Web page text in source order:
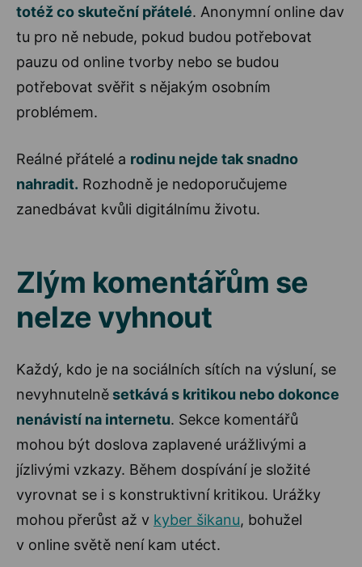
totéž co skuteční přátelé. Anonymní online dav
tu pro ně nebude, pokud budou potřebovat
pauzu od online tvorby nebo se budou
potřebovat svěřit s nějakým osobním
problémem.
Reálné přátelé a rodinu nejde tak snadno
nahradit. Rozhodně je nedoporučujeme
zanedbávat kvůli digitálnímu životu.
Zlým komentářům se
nelze vyhnout
Každý, kdo je na sociálních sítích na výsluní, se
nevyhnutelněsetkává s kritikou nebo dokonce
nenávistí na internetu. Sekce komentářů
mohou být doslova zaplavené urážlivými a
jízlivými vzkazy. Během dospívání je složité
vyrovnat se i s konstruktivní kritikou. Urážky
mohou přerůst až v kyber šikanu, bohužel
v online světě není kam utéct.